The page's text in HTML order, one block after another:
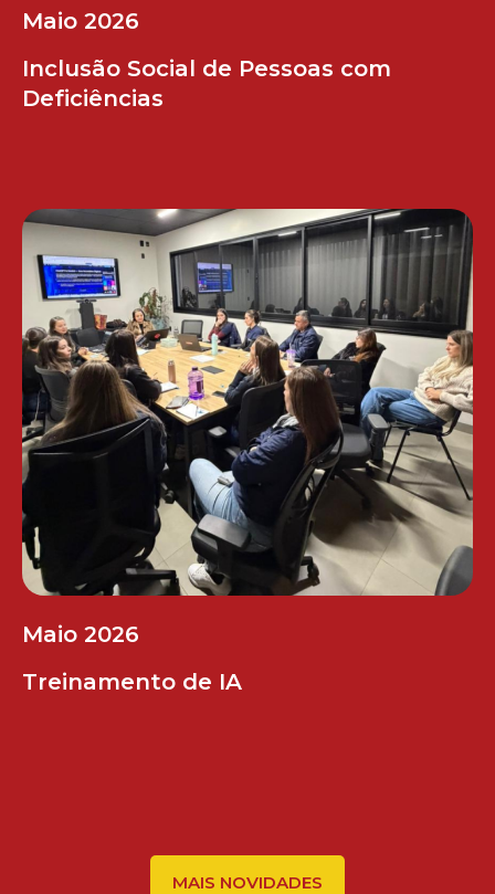
Maio 2026
Inclusão Social de Pessoas com
Deficiências
Maio 2026
Treinamento de IA
MAIS NOVIDADES